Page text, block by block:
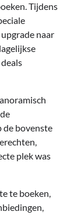
Tijdens
naar
bovenste
plek was
te boeken,